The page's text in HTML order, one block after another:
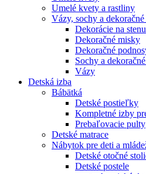
Umelé kvety a rastliny
Vázy, sochy a
Dekorácie na stenu
Dekoračné misky
Dekoračné
Sochy a
Vázy
Detská izba
Bábätká
Detské postieľky
Kompletné izby
Prebaľovacie pulty
Detské matrace
Nábytok pre deti a
Detské otočné
Detské postele